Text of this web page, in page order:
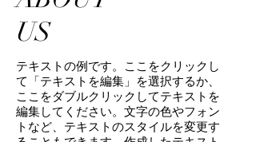
US
テキストの例です。ここをクリックし
て「テキストを編集」を選択するか、
ここをダブルクリックしてテキストを
編集してください。文字の色やフォン
トなど、テキストのスタイルを変更す